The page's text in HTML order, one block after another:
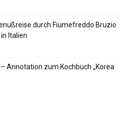
durch Fiumefreddo Bruzio
Italien
Annotation zum Kochbuch „Korea